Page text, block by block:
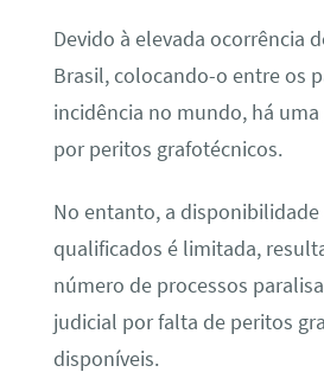
Devido à elevada ocorrência
Brasil, colocando-o entre os
incidência no mundo, há
por peritos grafotécnicos.
No entanto, a
qualificados é limitada,
número de processos
judicial por falta de peritos
disponíveis.